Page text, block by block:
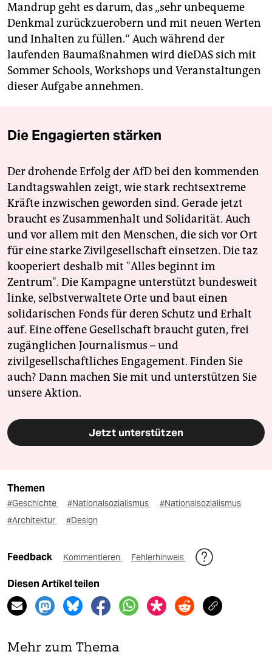
Mandrup geht es darum, das „sehr unbequeme
Denkmal zurückzuerobern und mit neuen Werten
und Inhalten zu füllen.“ Auch während der
laufenden Baumaßnahmen wird dieDAS sich mit
Sommer Schools, Workshops und Veranstaltungen
dieser Aufgabe annehmen.
Die Engagierten stärken
Der drohende Erfolg der AfD bei den kommenden
Landtagswahlen zeigt, wie stark rechtsextreme
Kräfte inzwischen geworden sind. Gerade jetzt
braucht es Zusammenhalt und Solidarität. Auch
und vor allem mit den Menschen, die sich vor Ort
für eine starke Zivilgesellschaft einsetzen. Die taz
kooperiert deshalb mit "Alles beginnt im
Zentrum". Die Kampagne unterstützt bundesweit
linke, selbstverwaltete Orte und baut einen
solidarischen Fonds für deren Schutz und Erhalt
auf. Eine offene Gesellschaft braucht guten, frei
zugänglichen Journalismus – und
zivilgesellschaftliches Engagement. Finden Sie
auch? Dann machen Sie mit und unterstützen Sie
unsere Aktion.
Jetzt unterstützen
Themen
#Geschichte #Nationalsozialismus
#Nationalsozialismus
#Architektur
#Design
Feedback Kommentieren Fehlerhinweis
Diesen Artikel teilen
Mehr zum Thema